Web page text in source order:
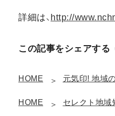
詳細は、 http://
この記事をシェアする
HOME 元気印! 地域
HOME セレクト地域